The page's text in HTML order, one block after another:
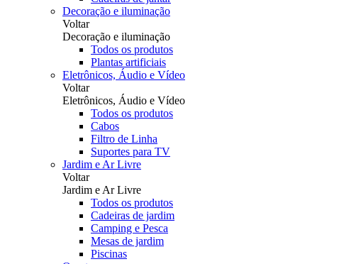
Decoração e iluminação
Voltar
Decoração e iluminação
Todos os produtos
Plantas artificiais
Eletrônicos, Áudio e Vídeo
Voltar
Eletrônicos, Áudio e Vídeo
Todos os produtos
Cabos
Filtro de Linha
Suportes para TV
Jardim e Ar Livre
Voltar
Jardim e Ar Livre
Todos os produtos
Cadeiras de jardim
Camping e Pesca
Mesas de jardim
Piscinas